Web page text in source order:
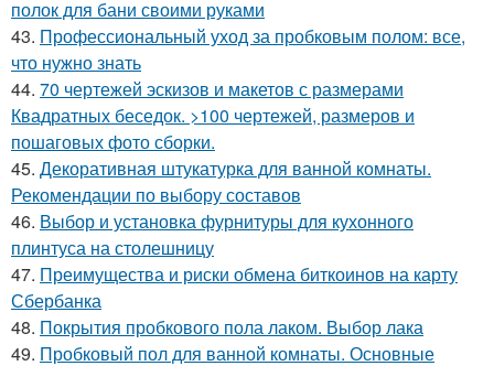
полок для бани своими руками
43. Профессиональный уход за пробковым полом: все,
что нужно знать
44. 70 чертежей эскизов и макетов с размерами
Квадратных беседок. >100 чертежей, размеров и
пошаговых фото сборки.
45. Декоративная штукатурка для ванной комнаты.
Рекомендации по выбору составов
46. Выбор и установка фурнитуры для кухонного
плинтуса на столешницу
47. Преимущества и риски обмена биткоинов на карту
Сбербанка
48. Покрытия пробкового пола лаком. Выбор лака
49. Пробковый пол для ванной комнаты. Основные